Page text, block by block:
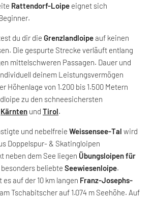
Rattendorf-Loipe eignet sich
du dir die Grenzlandloipeauf keinen
Die gespurte Strecke verläuft entlang
mittelschweren Passagen. Dauer und
deinem Leistungsvermögen
Höhenlage von 1.200 bis 1.500 Metern
zu den schneesichersten
Kärnten und Tirol.
und nebelfreie Weissensee-Tal wird
Doppelspur- & Skatingloipen
neben dem See liegen Übungsloipen für
beliebte Seewiesenloipe.
auf der 10 km langen Franz-Josephs-
Tschabitscher auf 1.074 m Seehöhe. Auf